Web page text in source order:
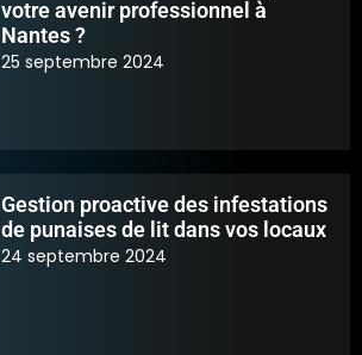
votre avenir professionnel à
Nantes ?
25 septembre 2024
Gestion proactive des infestations
de punaises de lit dans vos locaux
24 septembre 2024